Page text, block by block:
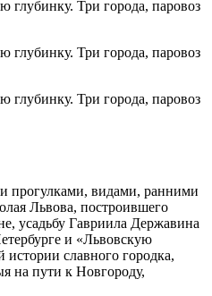
прогулками, видами, ранними
Львова, построившего
усадьбу Гавриила Державина
и «Львовскую
славного городка,
на пути к Новгороду,